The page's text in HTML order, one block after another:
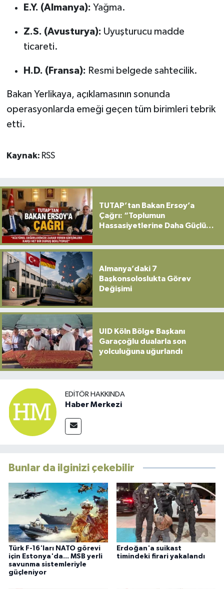
E.Y. (Almanya): Yağma.
Z.S. (Avusturya): Uyuşturucu madde
ticareti.
H.D. (Fransa): Resmi belgede sahtecilik.
Bakan Yerlikaya, açıklamasının sonunda
operasyonlarda emeği geçen tüm birimleri tebrik
etti.
Kaynak: RSS
TUTAP’tan Bakan Ersoy’a
Çağrı: “Toplumun
Hassasiyetlerine Daha Güçlü
Almanya’daki 7
Başkonsoloslukta Görev
Değişimi
UID Köln Bölge Başkanı
Garaçoğlu dualarla son
yolculuğuna uğurlandı
EDITÖR HAKKINDA
Haber Merkezi
Bunlar da ilginizi çekebilir
Türk F-16'ları NATO görevi
için Estonya'da... MSB yerli
savunma sistemleriyle
güçleniyor
Erdoğan'a suikast
timindeki firari yakalandı